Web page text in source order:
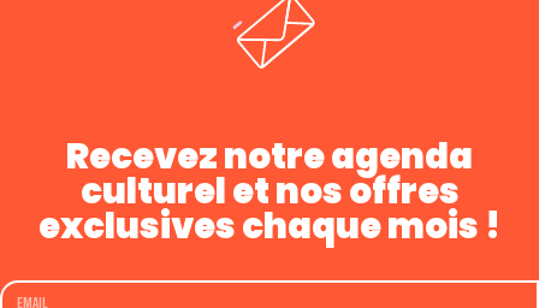
Recevez notre agenda
culturel et nos offres
exclusives chaque mois !